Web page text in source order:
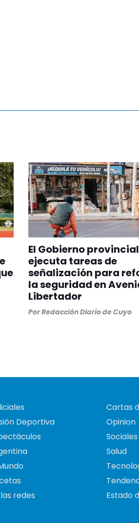
El Gobierno provincial
ejecuta tareas de
señalización para
la seguridad en
Libertador
PorRedacción Diario de Cuyo
Deportiva
redes
Cartas
Opinion
Sociales
Salud
Estado